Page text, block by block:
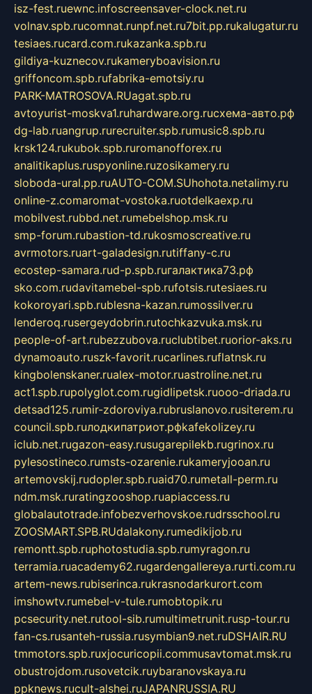
isz-fest.ruewnc.infoscreensaver-clock.net.ru
volnav.spb.rucomnat.runpf.net.ru7bit.pp.rukalugatur.ru
tesiaes.rucard.com.rukazanka.spb.ru
gildiya-kuznecov.rukameryboavision.ru
griffoncom.spb.rufabrika-emotsiy.ru
PARK-MATROSOVA.RUagat.spb.ru
avtoyurist-moskva1.ruhardware.org.ruсхема-авто.рф
dg-lab.ruangrup.rurecruiter.spb.rumusic8.spb.ru
krsk124.rukubok.spb.ruromanofforex.ru
analitikaplus.ruspyonline.ruzosikamery.ru
sloboda-ural.pp.ruAUTO-COM.SUhohota.netalimy.ru
online-z.comaromat-vostoka.ruotdelkaexp.ru
mobilvest.rubbd.net.rumebelshop.msk.ru
smp-forum.rubastion-td.rukosmoscreative.ru
avrmotors.ruart-galadesign.rutiffany-c.ru
ecostep-samara.rud-p.spb.ruгалактика73.рф
sko.com.rudavitamebel-spb.rufotsis.rutesiaes.ru
kokoroyari.spb.rublesna-kazan.rumossilver.ru
lenderoq.rusergeydobrin.rutochkazvuka.msk.ru
people-of-art.rubezzubova.ruclubtibet.ruorior-aks.ru
dynamoauto.ruszk-favorit.rucarlines.ruflatnsk.ru
kingbolenskaner.rualex-motor.ruastroline.net.ru
act1.spb.rupolyglot.com.rugidlipetsk.ruooo-driada.ru
detsad125.rumir-zdoroviya.rubruslanovo.rusiterem.ru
council.spb.ruлодкипатриот.рфkafekolizey.ru
iclub.net.rugazon-easy.rusugarepilekb.rugrinox.ru
pylesostineco.rumsts-ozarenie.rukameryjooan.ru
artemovskij.rudopler.spb.ruaid70.rumetall-perm.ru
ndm.msk.ruratingzooshop.ruapiaccess.ru
globalautotrade.infobezverhovskoe.rudrsschool.ru
ZOOSMART.SPB.RUdalakony.rumedikijob.ru
remontt.spb.ruphotostudia.spb.rumyragon.ru
terramia.ruacademy62.rugardengallereya.rurti.com.ru
artem-news.rubiserinca.rukrasnodarkurort.com
imshowtv.rumebel-v-tule.rumobtopik.ru
pcsecurity.net.rutool-sib.rumultimetrunit.rusp-tour.ru
fan-cs.rusanteh-russia.rusymbian9.net.ruDSHAIR.RU
tmmotors.spb.ruxjocuricopii.commusavtomat.msk.ru
obustrojdom.rusovetcik.ruybaranovskaya.ru
ppknews.rucult-alshei.ruJAPANRUSSIA.RU